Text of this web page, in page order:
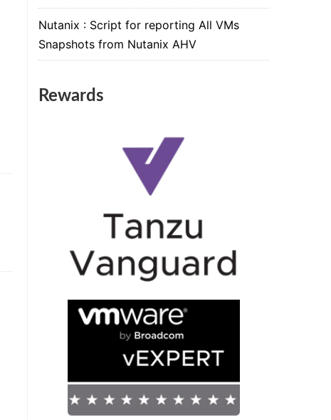
Nutanix : Script for reporting All VMs
Snapshots from Nutanix AHV
Rewards